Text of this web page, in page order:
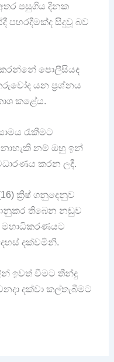
පසුගිය දිනක
සිදුවූ බව
කරන්නේ පොලීසියද
යන ප්‍රශ්නය
කළේය.
රැකීමට
නම් ඔහු ඉන්
කරන ලදී.
ක්‍රිෂ් ගනුදෙනුව
තිබෙන නඩුව
දක්වමිනි.
ඉවත් වීමට තීන්දු
දක්වා කල්තැබීමට